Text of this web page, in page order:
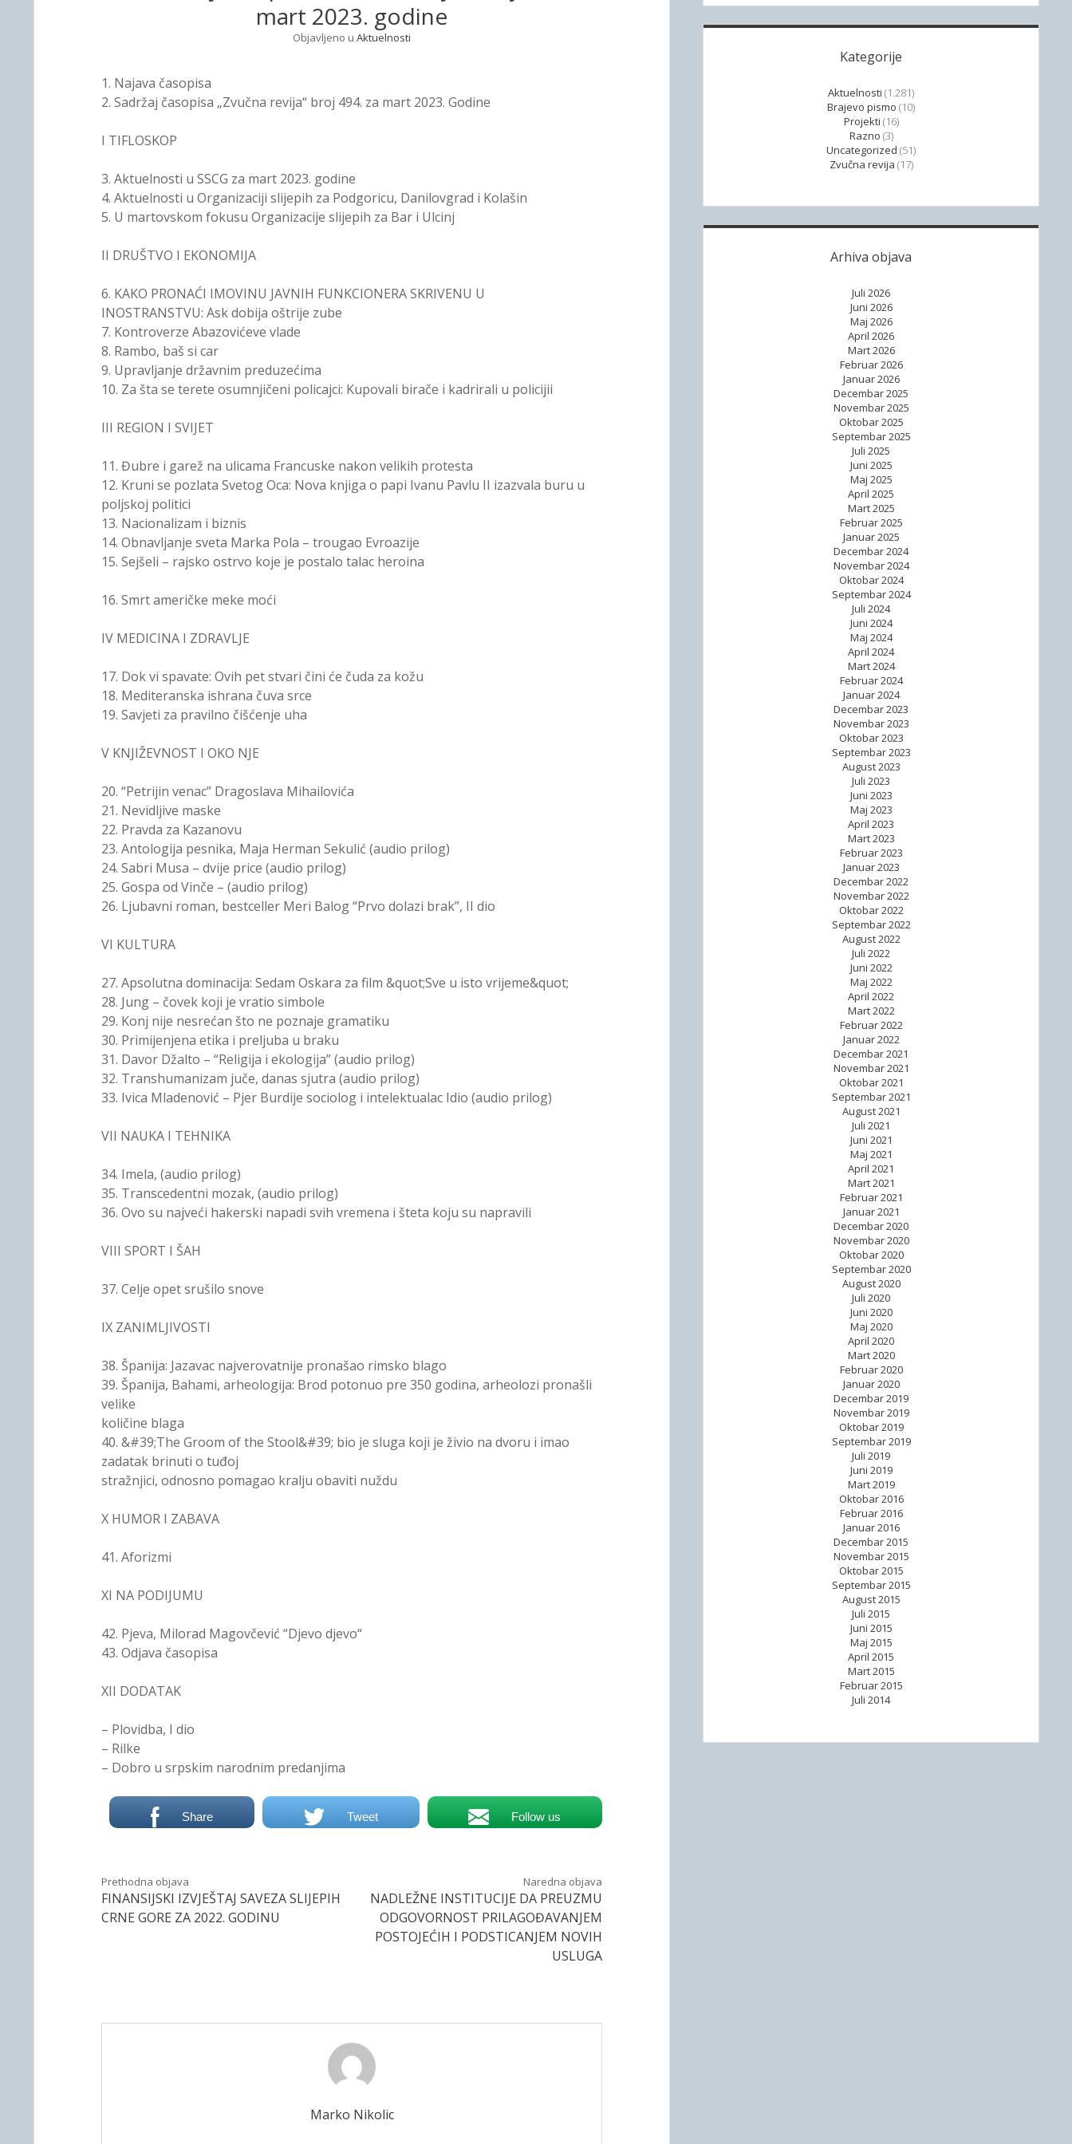
mart 2023. godine
Objavljeno u Aktuelnosti
1. Najava časopisa
2. Sadržaj časopisa „Zvučna revija“ broj 494. za mart 2023. Godine
I TIFLOSKOP
3. Aktuelnosti u SSCG za mart 2023. godine
4. Aktuelnosti u Organizaciji slijepih za Podgoricu, Danilovgrad i Kolašin
5. U martovskom fokusu Organizacije slijepih za Bar i Ulcinj
II DRUŠTVO I EKONOMIJA
6. KAKO PRONAĆI IMOVINU JAVNIH FUNKCIONERA SKRIVENU U
INOSTRANSTVU: Ask dobija oštrije zube
7. Kontroverze Abazovićeve vlade
8. Rambo, baš si car
9. Upravljanje državnim preduzećima
10. Za šta se terete osumnjičeni policajci: Kupovali birače i kadrirali u policijii
III REGION I SVIJET
11. Đubre i garež na ulicama Francuske nakon velikih protesta
12. Kruni se pozlata Svetog Oca: Nova knjiga o papi Ivanu Pavlu II izazvala buru u
poljskoj politici
13. Nacionalizam i biznis
14. Obnavljanje sveta Marka Pola – trougao Evroazije
15. Sejšeli – rajsko ostrvo koje je postalo talac heroina
16. Smrt američke meke moći
IV MEDICINA I ZDRAVLJE
17. Dok vi spavate: Ovih pet stvari čini će čuda za kožu
18. Mediteranska ishrana čuva srce
19. Savjeti za pravilno čišćenje uha
V KNJIŽEVNOST I OKO NJE
20. “Petrijin venac” Dragoslava Mihailovića
21. Nevidljive maske
22. Pravda za Kazanovu
23. Antologija pesnika, Maja Herman Sekulić (audio prilog)
24. Sabri Musa – dvije price (audio prilog)
25. Gospa od Vinče – (audio prilog)
26. Ljubavni roman, bestceller Meri Balog “Prvo dolazi brak”, II dio
VI KULTURA
27. Apsolutna dominacija: Sedam Oskara za film &quot;Sve u isto vrijeme&quot;
28. Jung – čovek koji je vratio simbole
29. Konj nije nesrećan što ne poznaje gramatiku
30. Primijenjena etika i preljuba u braku
31. Davor Džalto – “Religija i ekologija” (audio prilog)
32. Transhumanizam juče, danas sjutra (audio prilog)
33. Ivica Mladenović – Pjer Burdije sociolog i intelektualac Idio (audio prilog)
VII NAUKA I TEHNIKA
34. Imela, (audio prilog)
35. Transcedentni mozak, (audio prilog)
36. Ovo su najveći hakerski napadi svih vremena i šteta koju su napravili
VIII SPORT I ŠAH
37. Celje opet srušilo snove
IX ZANIMLJIVOSTI
38. Španija: Jazavac najverovatnije pronašao rimsko blago
39. Španija, Bahami, arheologija: Brod potonuo pre 350 godina, arheolozi pronašli
velike
količine blaga
40. &#39;The Groom of the Stool&#39; bio je sluga koji je živio na dvoru i imao
zadatak brinuti o tuđoj
stražnjici, odnosno pomagao kralju obaviti nuždu
X HUMOR I ZABAVA
41. Aforizmi
XI NA PODIJUMU
42. Pjeva, Milorad Magovčević “Djevo djevo“
43. Odjava časopisa
XII DODATAK
– Plovidba, I dio
– Rilke
– Dobro u srpskim narodnim predanjima
Share Tweet Follow us
Prethodna objava
FINANSIJSKI IZVJEŠTAJ SAVEZA SLIJEPIH
CRNE GORE ZA 2022. GODINU
Naredna objava
NADLEŽNE INSTITUCIJE DA PREUZMU
ODGOVORNOST PRILAGOĐAVANJEM
POSTOJEĆIH I PODSTICANJEM NOVIH
USLUGA
Marko Nikolic
Kategorije
Aktuelnosti (1.281)
Brajevo pismo (10)
Projekti (16)
Razno (3)
Uncategorized (51)
Zvučna revija (17)
Arhiva objava
Juli 2026
Juni 2026
Maj 2026
April 2026
Mart 2026
Februar 2026
Januar 2026
Decembar 2025
Novembar 2025
Oktobar 2025
Septembar 2025
Juli 2025
Juni 2025
Maj 2025
April 2025
Mart 2025
Februar 2025
Januar 2025
Decembar 2024
Novembar 2024
Oktobar 2024
Septembar 2024
Juli 2024
Juni 2024
Maj 2024
April 2024
Mart 2024
Februar 2024
Januar 2024
Decembar 2023
Novembar 2023
Oktobar 2023
Septembar 2023
August 2023
Juli 2023
Juni 2023
Maj 2023
April 2023
Mart 2023
Februar 2023
Januar 2023
Decembar 2022
Novembar 2022
Oktobar 2022
Septembar 2022
August 2022
Juli 2022
Juni 2022
Maj 2022
April 2022
Mart 2022
Februar 2022
Januar 2022
Decembar 2021
Novembar 2021
Oktobar 2021
Septembar 2021
August 2021
Juli 2021
Juni 2021
Maj 2021
April 2021
Mart 2021
Februar 2021
Januar 2021
Decembar 2020
Novembar 2020
Oktobar 2020
Septembar 2020
August 2020
Juli 2020
Juni 2020
Maj 2020
April 2020
Mart 2020
Februar 2020
Januar 2020
Decembar 2019
Novembar 2019
Oktobar 2019
Septembar 2019
Juli 2019
Juni 2019
Mart 2019
Oktobar 2016
Februar 2016
Januar 2016
Decembar 2015
Novembar 2015
Oktobar 2015
Septembar 2015
August 2015
Juli 2015
Juni 2015
Maj 2015
April 2015
Mart 2015
Februar 2015
Juli 2014